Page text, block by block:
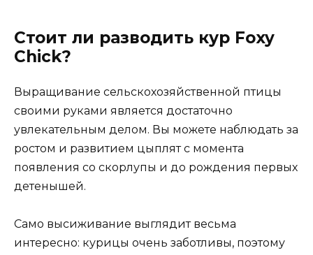
Стоит ли разводить кур Foxy
Chick?
Выращивание сельскохозяйственной птицы
своими руками является достаточно
увлекательным делом. Вы можете наблюдать за
ростом и развитием цыплят с момента
появления со скорлупы и до рождения первых
детенышей.
Само высиживание выглядит весьма
интересно: курицы очень заботливы, поэтому